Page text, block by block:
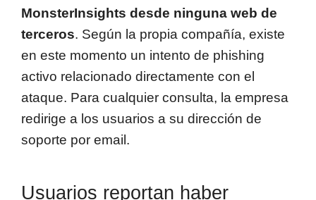
MonsterInsights desde ninguna web de
terceros. Según la propia compañía, existe
en este momento un intento de phishing
activo relacionado directamente con el
ataque. Para cualquier consulta, la empresa
redirige a los usuarios a su dirección de
soporte por email.
Usuarios reportan haber